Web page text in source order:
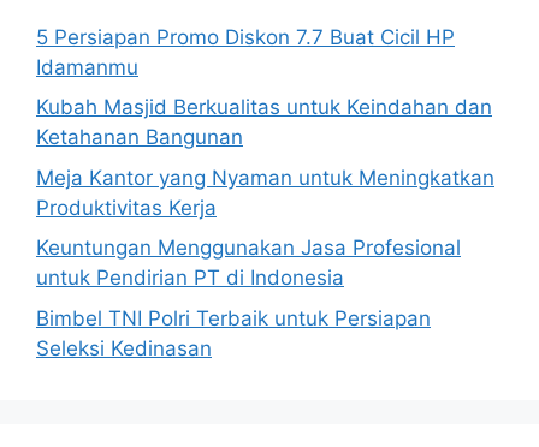
5 Persiapan Promo Diskon 7.7 Buat Cicil HP
Idamanmu
Kubah Masjid Berkualitas untuk Keindahan dan
Ketahanan Bangunan
Meja Kantor yang Nyaman untuk Meningkatkan
Produktivitas Kerja
Keuntungan Menggunakan Jasa Profesional
untuk Pendirian PT di Indonesia
Bimbel TNI Polri Terbaik untuk Persiapan
Seleksi Kedinasan